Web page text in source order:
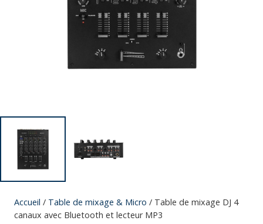
Accueil / Table de mixage & Micro / Table de mixage DJ 4
canaux avec Bluetooth et lecteur MP3